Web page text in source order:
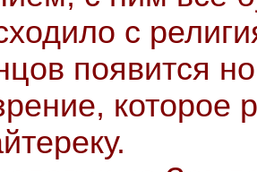
с
появится
которое